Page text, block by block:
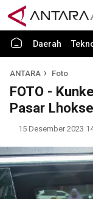
Daerah
ANTARA Foto
FOTO -
Pasar
15 Desember 2023